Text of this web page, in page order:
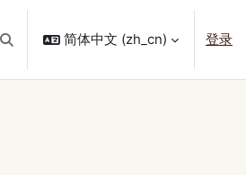
切换搜索输入简体中文 ‎(zh_cn)‎ 登录